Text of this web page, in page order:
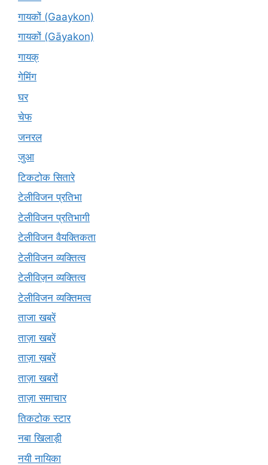
गायकों (Gaaykon)
गायकों (Gāyakon)
गायक्
गेमिंग
घर
चेफ
जनरल
जुआ
टिकटोक सितारे
टेलीविजन प्रतिभा
टेलीविजन प्रतिभागी
टेलीविजन वैयक्तिकता
टेलीविजन व्यक्तित्व
टेलीविज़न व्यक्तित्व
टेलीविजन व्यक्तिमत्व
ताजा खबरें
ताज़ा खबरें
ताज़ा ख़बरें
ताज़ा खबरों
ताज़ा समाचार
तिकटोक स्टार
नबा खिलाड़ी
नयी नायिका